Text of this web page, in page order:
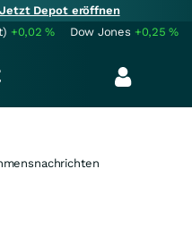
Depot eröffnen
+0,02% Dow Jones +0,25%